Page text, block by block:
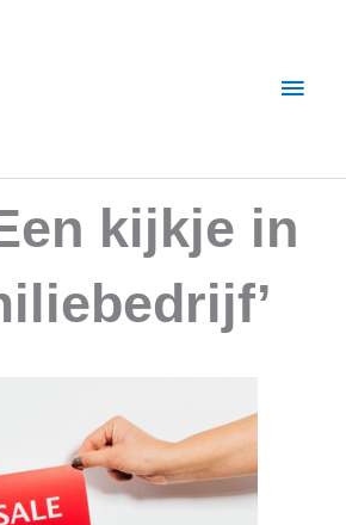
kijkje in